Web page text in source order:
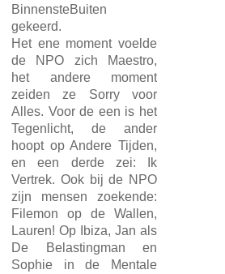
BinnensteBuiten
gekeerd.
Het ene moment voelde
de NPO zich Maestro,
het andere moment
zeiden ze Sorry voor
Alles. Voor de een is het
Tegenlicht, de ander
hoopt op Andere Tijden,
en een derde zei: Ik
Vertrek. Ook bij de NPO
zijn mensen zoekende:
Filemon op de Wallen,
Lauren! Op Ibiza, Jan als
De Belastingman en
Sophie in de Mentale